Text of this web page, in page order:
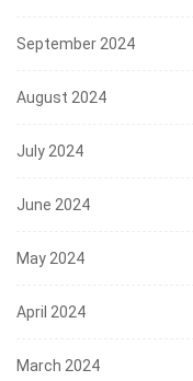
September 2024
August 2024
July 2024
June 2024
May 2024
April 2024
March 2024